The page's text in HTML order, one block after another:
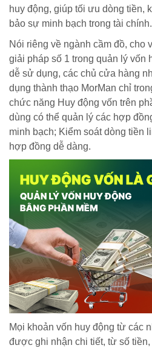
huy động, giúp tối ưu dòng tiền,
bảo sự minh bạch trong tài chính.
Nói riêng về ngành cầm đồ, cho
giải pháp số 1 trong quản lý vốn
dễ sử dụng, các chủ cửa hàng
dụng thành thạo MorMan chỉ
chức năng Huy động vốn trên
dùng có thể quản lý các hợp
minh bạch; Kiểm soát dòng tiền
hợp đồng dễ dàng.
Mọi khoản vốn huy động từ các
được ghi nhận chi tiết, từ số